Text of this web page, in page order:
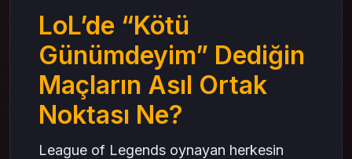
LOL RP Perspektifi: Tünel Görüşü ve Harita
Körlüğü
LOL’de Beklenti ile Gerçek Arasındaki Çatışma
RP satin al Yerine: Farkındalık Neden Daha
Etkilidir?
LOL’de Kötü Gün Döngüsü Nasıl Kırılır?
Sonuç: “Kötü Gün” Maçları Tesadüf Değil
LoL’de “Kötü
Günümdeyim” Dediğin
Maçların Asıl Ortak
Noktası Ne?
League of Legends oynayan herkesin